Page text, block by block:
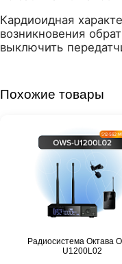
Кардиоидная
возникновения
выключить
Похожие товары
Радиосистема Октава
U1200L02